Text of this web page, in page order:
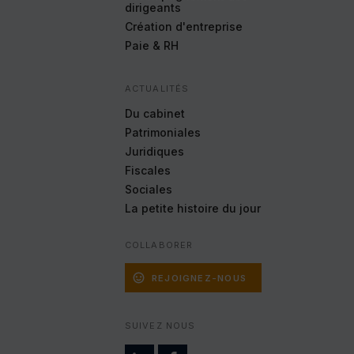
dirigeants
Création d'entreprise
Paie & RH
ACTUALITÉS
Du cabinet
Patrimoniales
Juridiques
Fiscales
Sociales
La petite histoire du jour
COLLABORER
REJOIGNEZ-NOUS
SUIVEZ NOUS